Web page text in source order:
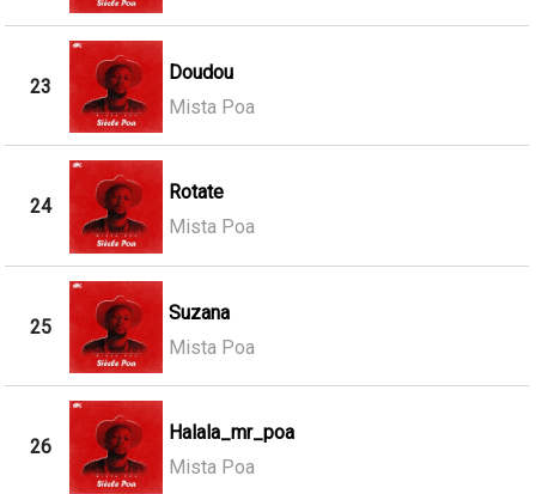
23
Doudou
Mista Poa
24
Rotate
Mista Poa
25
Suzana
Mista Poa
26
Halala_mr_poa
Mista Poa